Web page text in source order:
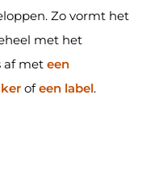
Zo vormt het
met het
af met een
ofeen label.